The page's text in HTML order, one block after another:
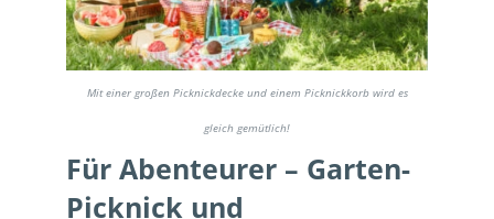
Mit einer großen Picknickdecke und einem Picknickkorb wird es
gleich gemütlich!
Für Abenteurer – Garten-
Picknick und